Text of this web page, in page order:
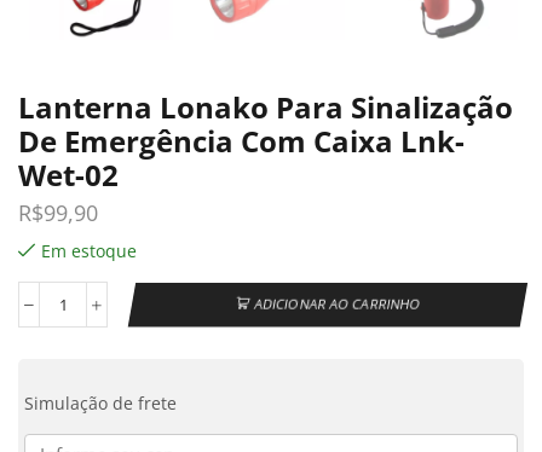
Lanterna Lonako Para Sinalização
De Emergência Com Caixa Lnk-
Wet-02
R$99,90
Em estoque
ADICIONAR AO CARRINHO
Simulação de frete